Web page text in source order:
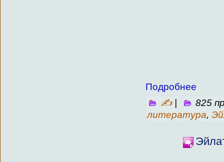
Подробнее
✍|
825
литература,